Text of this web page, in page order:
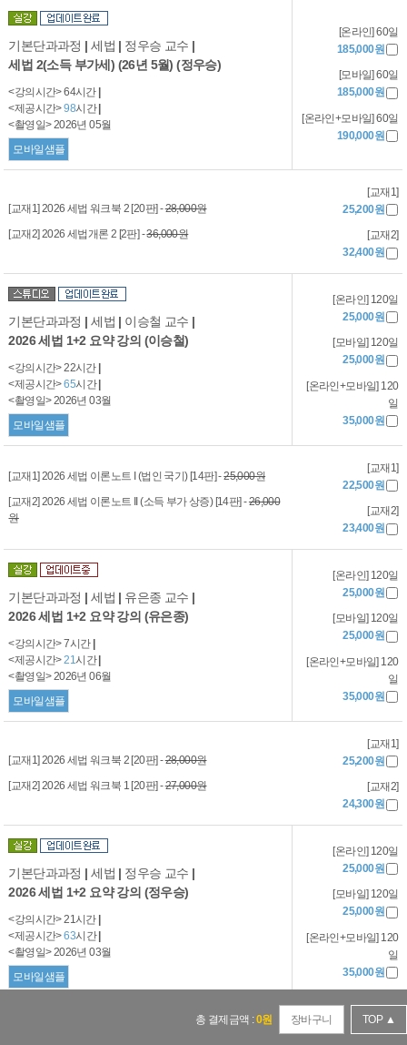
기본단과과정 | 세법 | 정우승 교수 |
세법 2(소득 부가세) (26년 5월) (정우승)
<강의시간> 64시간
<제공시간>98시간
<촬영일> 2026년 05월
모바일샘플
[온라인] 60일
185,000원
[모바일] 60일
185,000원
[온라인+모바일] 60일
190,000원
[교재1] 2026 세법 워크북 2 [20판] -28,000원
[교재2] 2026 세법개론 2 [2판] -36,000원
[교재1]
25,200원
[교재2]
32,400원
기본단과과정 | 세법 | 이승철 교수 |
2026 세법 1+2 요약 강의 (이승철)
<강의시간> 22시간
<제공시간>65시간
<촬영일> 2026년 03월
모바일샘플
[온라인] 120일
25,000원
[모바일] 120일
25,000원
[온라인+모바일] 120
일
35,000원
[교재1] 2026 세법 이론노트 I (법인 국기) [14판] -25,000원
[교재2] 2026 세법 이론노트 II (소득 부가 상증) [14판] -26,000
원
[교재1]
22,500원
[교재2]
23,400원
기본단과과정 | 세법 | 유은종 교수 |
2026 세법 1+2 요약 강의 (유은종)
<강의시간> 7시간
<제공시간>21시간
<촬영일> 2026년 06월
모바일샘플
[온라인] 120일
25,000원
[모바일] 120일
25,000원
[온라인+모바일] 120
일
35,000원
[교재1] 2026 세법 워크북 2 [20판] -28,000원
[교재2] 2026 세법 워크북 1 [20판] -27,000원
[교재1]
25,200원
[교재2]
24,300원
기본단과과정 | 세법 | 정우승 교수 |
2026 세법 1+2 요약 강의 (정우승)
<강의시간> 21시간
<제공시간>63시간
<촬영일> 2026년 03월
모바일샘플
[온라인] 120일
25,000원
[모바일] 120일
25,000원
[온라인+모바일] 120
일
35,000원
[교재1]
24,300원
총 결제금액 :0원 장바구니 TOP ▲